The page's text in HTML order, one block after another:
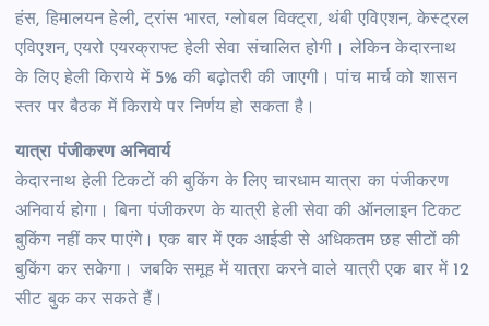
हंस, हिमालयन हेली, ट्रांस भारत, ग्लोबल विक्ट्रा, थंबी एविएशन, केस्ट्रल
एविएशन, एयरो एयरक्राफ्ट हेली सेवा संचालित होगी। लेकिन केदारनाथ
के लिए हेली किराये में 5% की बढ़ोतरी की जाएगी। पांच मार्च को शासन
स्तर पर बैठक में किराये पर निर्णय हो सकता है।
यात्रा पंजीकरण अनिवार्य
केदारनाथ हेली टिकटों की बुकिंग के लिए चारधाम यात्रा का पंजीकरण
अनिवार्य होगा। बिना पंजीकरण के यात्री हेली सेवा की ऑनलाइन टिकट
बुकिंग नहीं कर पाएंगे। एक बार में एक आईडी से अधिकतम छह सीटों की
बुकिंग कर सकेगा। जबकि समूह में यात्रा करने वाले यात्री एक बार में 12
सीट बुक कर सकते हैं।